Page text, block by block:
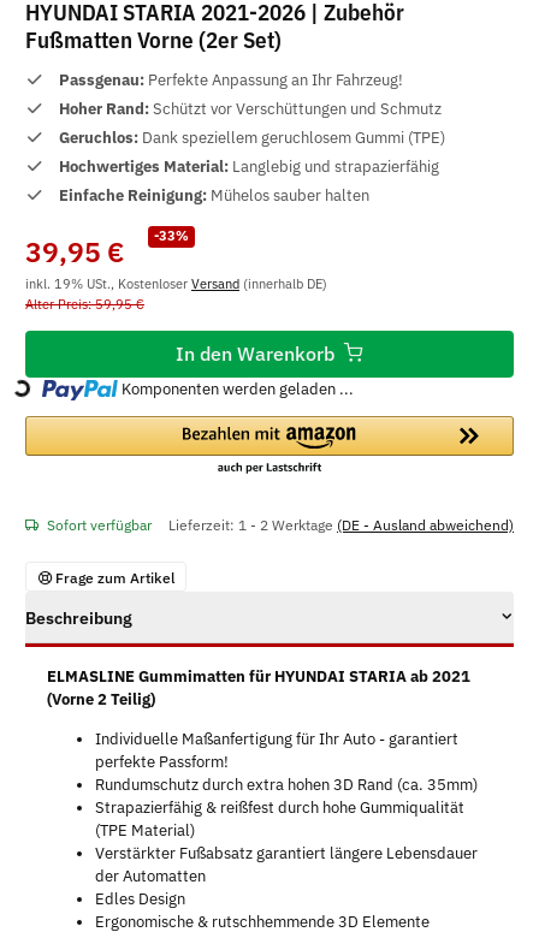
HYUNDAI STARIA 2021-2026 | Zubehör
Fußmatten Vorne (2er Set)
Passgenau: Perfekte Anpassung an Ihr Fahrzeug!
Hoher Rand:Schützt vor Verschüttungen und Schmutz
Geruchlos: Dank speziellem geruchlosem Gummi (TPE)
Hochwertiges Material: Langlebig und strapazierfähig
Einfache Reinigung: Mühelos sauber halten
-33%
39,95 €
inkl. 19% USt., Kostenloser Versand (innerhalb DE)
Alter Preis: 59,95 €
In den Warenkorb
Loading... Komponenten werden geladen ...
Sofort verfügbar Lieferzeit: 1 - 2 Werktage (DE - Ausland abweichend)
Frage zum Artikel
Beschreibung
ELMASLINE Gummimatten für HYUNDAI STARIA ab 2021
(Vorne 2 Teilig)
Individuelle Maßanfertigung für Ihr Auto - garantiert
perfekte Passform!
Rundumschutz durch extra hohen 3D Rand (ca. 35mm)
Strapazierfähig & reißfest durch hohe Gummiqualität
(TPE Material)
Verstärkter Fußabsatz garantiert längere Lebensdauer
der Automatten
Edles Design
Ergonomische & rutschhemmende 3D Elemente